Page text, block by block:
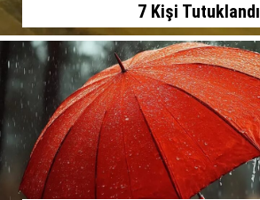
7 Kişi Tutuklandı